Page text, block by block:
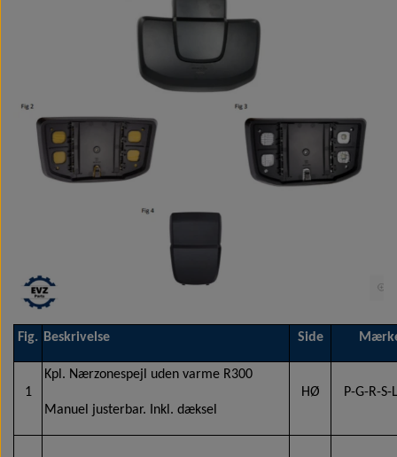
Fig. Beskrivelse Side
1
Kpl. Nærzonespejl uden varme R300
Manuel justerbar. Inkl. dæksel
HØ P-G-R-